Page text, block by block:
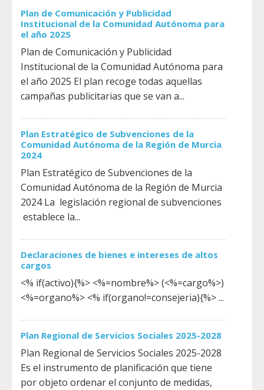
Plan de Comunicación y Publicidad
Institucional de la Comunidad Autónoma para
el año 2025
Plan de Comunicación y Publicidad
Institucional de la Comunidad Autónoma para
el año 2025 El plan recoge todas aquellas
campañas publicitarias que se van a...
Plan Estratégico de Subvenciones de la
Comunidad Autónoma de la Región de Murcia
2024
Plan Estratégico de Subvenciones de la
Comunidad Autónoma de la Región de Murcia
2024 La legislación regional de subvenciones
establece la...
Declaraciones de bienes e intereses de altos
cargos
<% if(activo){%> <%=nombre%> (<%=cargo%>)
<%=organo%> <% if(organo!=consejeria){%> ...
Plan Regional de Servicios Sociales 2025-2028
Plan Regional de Servicios Sociales 2025-2028
Es el instrumento de planificación que tiene
por objeto ordenar el conjunto de medidas,